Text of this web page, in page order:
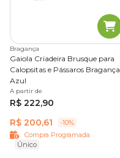
Bragança
Gaiola Criadeira Brusque para
Calopsitas e Pássaros Bragança
Azul
A partir de
R$ 222,90
R$ 200,61
-10%
Compra Programada
Único